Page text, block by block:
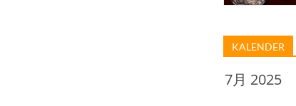
KALENDER